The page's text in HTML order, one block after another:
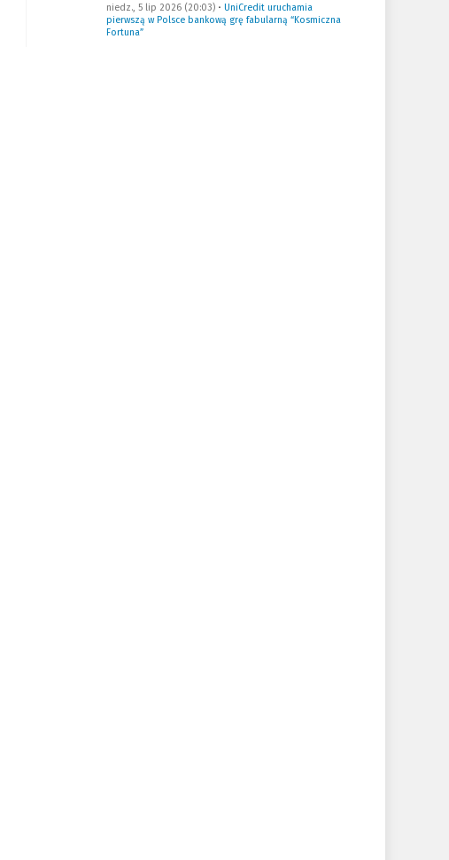
niedz., 5 lip 2026 (20:03)• UniCredit uruchamia
pierwszą w Polsce bankową grę fabularną “Kosmiczna
Fortuna”